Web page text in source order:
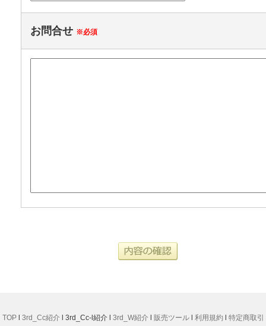
お問合せ ※必須
TOPl 3rd_Cc紹介l 3rd_Cc-l紹介 l 3rd_W紹介l 販売ツールl 利用規約 l 特定商取引